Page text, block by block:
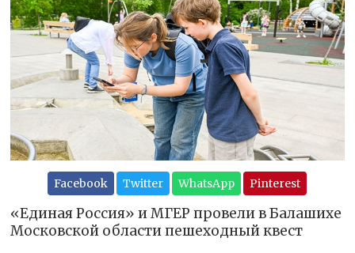
Facebook Twitter WhatsApp Pinterest
«Единая Россия» и МГЕР провели в Балашихе
Московской области пешеходный квест